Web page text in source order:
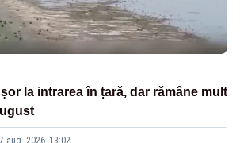
la intrarea în țară, dar rămâne mult
7 aug. 2026, 13:02